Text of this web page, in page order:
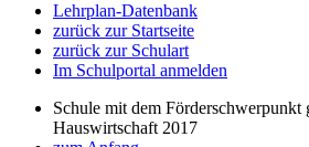
Lehrplan-Datenbank
zurück zur Startseite
zurück zur Schulart
Im Schulportal anmelden
Schule mit dem
Hauswirtschaft 2017